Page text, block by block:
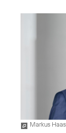
Markus Haas